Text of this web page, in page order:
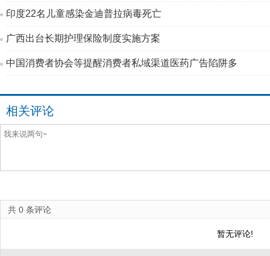
印度22名儿童感染金迪普拉病毒死亡
广西出台长期护理保险制度实施方案
中国消费者协会等提醒消费者私域渠道医药广告陷阱多
相关评论
共 0 条评论
暂无评论!